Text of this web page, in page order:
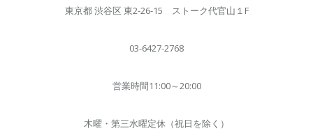
東京都 渋谷区 東2-26-15 ストーク代官山１F
03-6427-2768
営業時間11:00～20:00
木曜・第三水曜定休（祝日を除く）